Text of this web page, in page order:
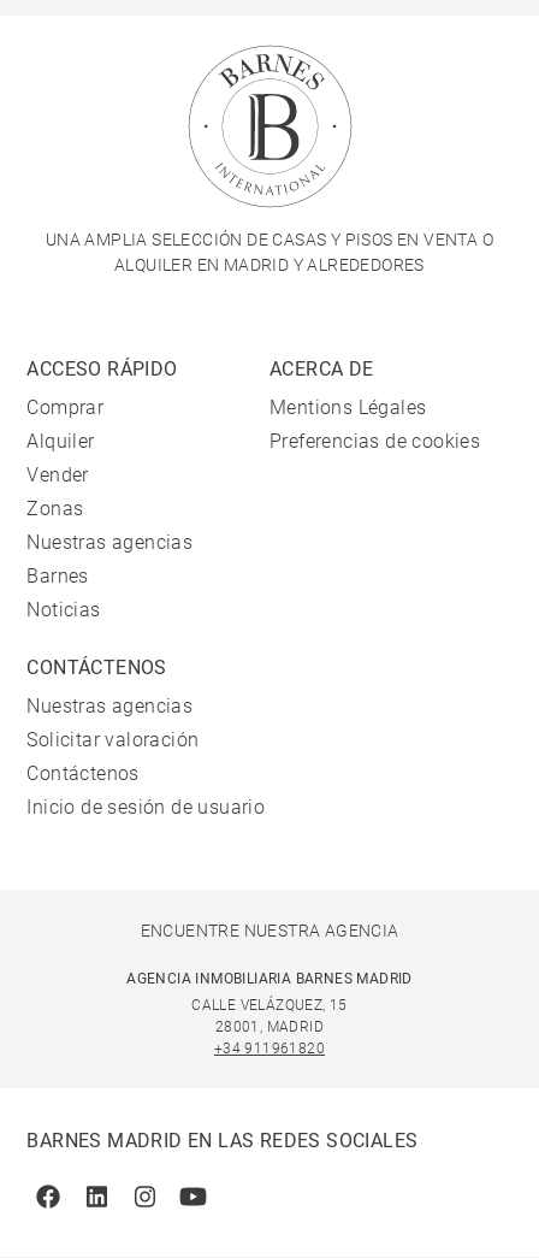
UNA AMPLIA SELECCIÓN DE CASAS Y PISOS EN VENTA O
ALQUILER EN MADRID Y ALREDEDORES
ACCESO RÁPIDO
Comprar
Alquiler
Vender
Zonas
Nuestras agencias
Barnes
Noticias
ACERCA DE
Mentions Légales
Preferencias de cookies
CONTÁCTENOS
Nuestras agencias
Solicitar valoración
Contáctenos
Inicio de sesión de usuario
ENCUENTRE NUESTRA AGENCIA
AGENCIA INMOBILIARIA BARNES MADRID
CALLE VELÁZQUEZ, 15
28001, MADRID
+34 911961820
BARNES MADRID EN LAS REDES SOCIALES
FacebookLinkedinInstagramYoutube